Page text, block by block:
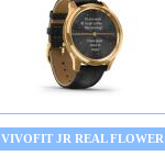
VIVOFIT JR REAL FLOWER